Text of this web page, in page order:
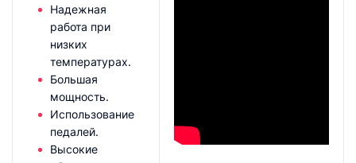
Надежная
работа при
низких
температурах.
Большая
мощность.
Использование
педалей.
Высокие